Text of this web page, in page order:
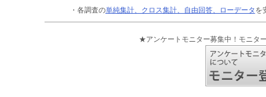
・各調査の単純集計、クロス集計、自由回答、ローデータ を
★アンケートモニター募集中！モニタ